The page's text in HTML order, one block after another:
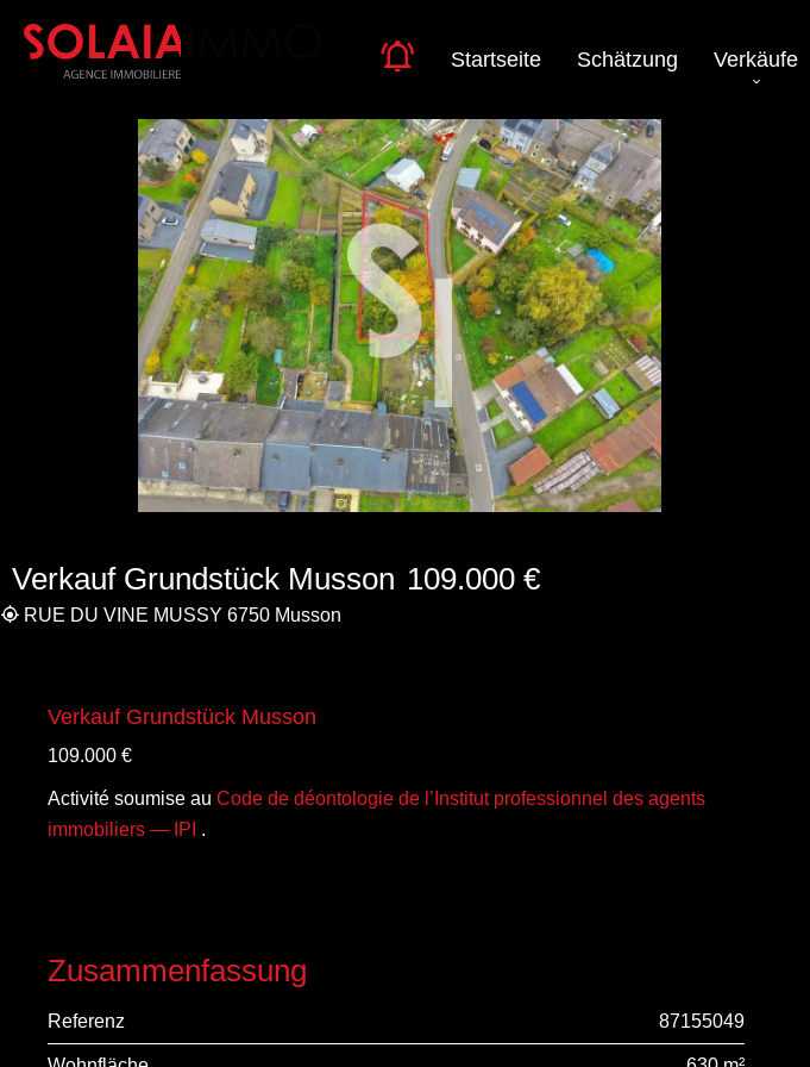
Startseite Schätzung Verkäufe
Verkauf Grundstück Musson 109.000 €
RUE DU VINE MUSSY 6750 Musson
Verkauf Grundstück Musson
109.000 €
Activité soumise au Code de déontologie de l’Institut professionnel des agents
immobiliers — IPI .
Zusammenfassung
Referenz 87155049